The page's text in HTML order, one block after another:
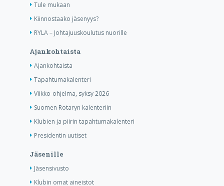
Tule mukaan
Kiinnostaako jäsenyys?
RYLA – Johtajuuskoulutus nuorille
Ajankohtaista
Ajankohtaista
Tapahtumakalenteri
Viikko-ohjelma, syksy 2026
Suomen Rotaryn kalenteriin
Klubien ja piirin tapahtumakalenteri
Presidentin uutiset
Jäsenille
Jäsensivusto
Klubin omat aineistot